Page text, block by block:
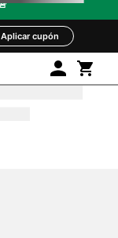
Aplicar cupón